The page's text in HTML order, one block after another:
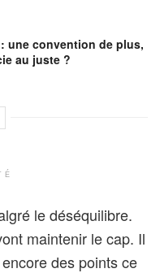
une convention de plus,
au juste ?
le déséquilibre.
maintenir le cap. Il
des points ce